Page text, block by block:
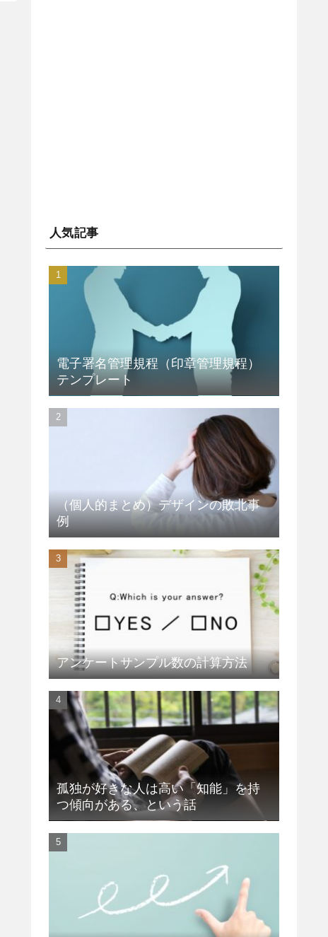
人気記事
電子署名管理規程（印章管理規程）
テンプレート
（個人的まとめ）デザインの敗北事
例
アンケートサンプル数の計算方法
孤独が好きな人は高い「知能」を持
つ傾向がある、という話